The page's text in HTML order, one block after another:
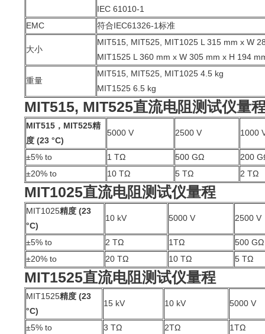
IEC 61010-1
EMC
符合IEC61326-1标准
大小
MIT515, MIT525, MIT1025 L 315 mm x W
MIT1525 L 360 mm x W 305 mm x H 194
重量
MIT515, MIT525, MIT1025 4.5 kg
MIT1525 6.5 kg
MIT515, MIT525直流电阻测试仪量
MIT515，MIT525精
度 (23 °C)
5000 V 2500 V 1000
±5% to 1 TΩ 500 GΩ
200
±20% to
10 TΩ 5 TΩ 2 TΩ
MIT1025直流电阻测试仪量程
MIT1025精度 (23
°C)
10 kV 5000 V 2500 V
±5% to 2 TΩ 1TΩ
500 GΩ
±20% to
20 TΩ 10 TΩ 5 TΩ
MIT1525直流电阻测试仪量程
MIT1525精度 (23
°C)
15 kV 10 kV 5000 V
±5% to 3 TΩ 2TΩ
1TΩ